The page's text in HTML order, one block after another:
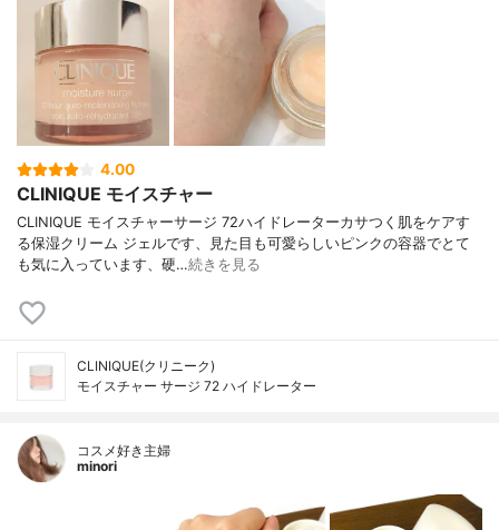
4.00
CLINIQUE モイスチャー
CLINIQUE モイスチャーサージ 72ハイドレーターカサつく肌をケアす
る保湿クリーム ジェルです、見た目も可愛らしいピンクの容器でとて
も気に入っています、硬…続きを見る
CLINIQUE(クリニーク)
モイスチャー サージ 72 ハイドレーター
コスメ好き主婦
minori